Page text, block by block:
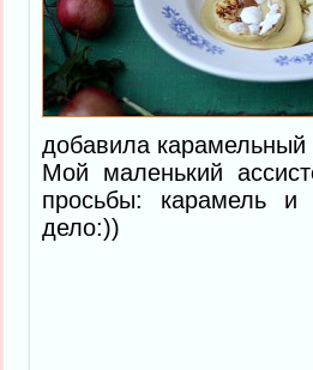
добавила карамельный
Мой маленький
просьбы: карамель
дело:))